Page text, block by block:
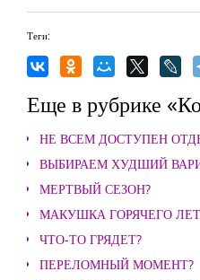
Теги:
Еще в рубрике
НЕ ВСЕМ ДОСТУПЕН
ВЫБИРАЕМ ХУДШИЙ
МЕРТВЫЙ СЕЗОН?
МАКУШКА ГОРЯЧЕГО
ЧТО-ТО ГРЯДЕТ?
ПЕРЕЛОМНЫЙ МОМЕНТ?